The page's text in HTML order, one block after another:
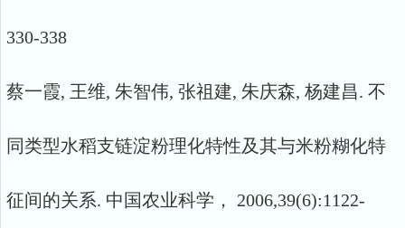
330-338
蔡一霞, 王维, 朱智伟, 张祖建, 朱庆森, 杨建昌. 不
同类型水稻支链淀粉理化特性及其与米粉糊化特
征间的关系. 中国农业科学， 2006,39(6):1122-